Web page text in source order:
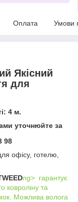
Оплата Умови
Якісний
для
4 м.
уточнюйте за
98
офісу, готелю,
ng> гарантує
ковроліну та
Можлива волога